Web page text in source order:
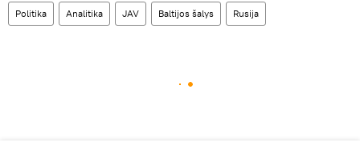
Politika Analitika JAV Baltijos šalys Rusija